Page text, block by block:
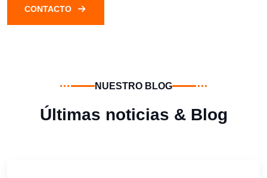
CONTACTO
NUESTRO BLOG
Últimas noticias & Blog